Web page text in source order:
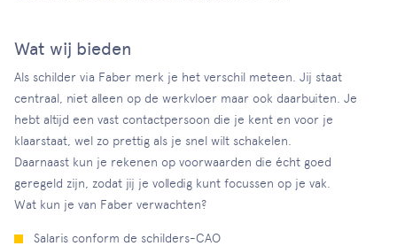
Wat wij bieden
Als schilder via Faber merk je het verschil meteen. Jij staat
centraal, niet alleen op de werkvloer maar ook daarbuiten. Je
hebt altijd een vast contactpersoon die je kent en voor je
klaarstaat, wel zo prettig als je snel wilt schakelen.
Daarnaast kun je rekenen op voorwaarden die écht goed
geregeld zijn, zodat jij je volledig kunt focussen op je vak.
Wat kun je van Faber verwachten?
Salaris conform de schilders-CAO